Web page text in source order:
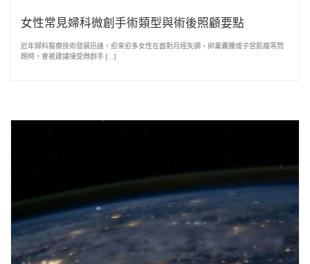
女性常見婦科微創手術類型與術後照顧要點
近年婦科醫療技術發展迅速，愈來愈多女性在面對月經失調、卵巢囊腫或子宮肌瘤等問
題時，會被建議接受微創手 […]